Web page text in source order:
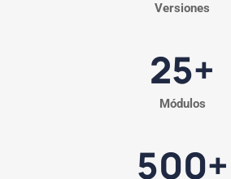
Versiones
25+
Módulos
500+